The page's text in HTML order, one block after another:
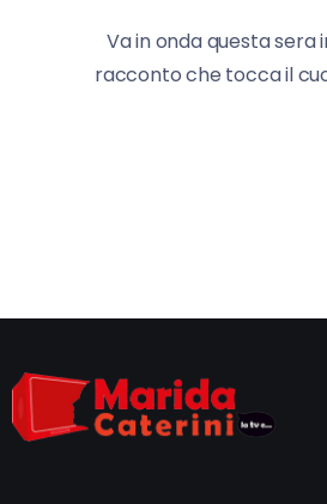
Va in onda questa sera
racconto che tocca il